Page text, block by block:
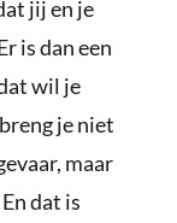
jij en je
is dan een
wil je
je niet
maar
dat is